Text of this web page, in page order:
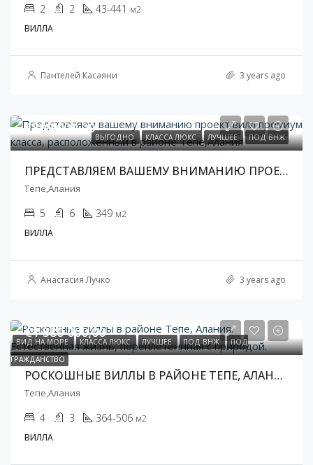
2 2 43-441 м2
ВИЛЛА
Пантелей Касаяни 3 years ago
ВЫГОДНО КЛАССА ЛЮКС ЛУЧШЕЕ ПОД ВНЖ
€899 000,00
ПРЕДСТАВЛЯЕМ ВАШЕМУ ВНИМАНИЮ ПРОЕКТ ВИЛЛ ПРЕМИУМ КЛАССА, РАСПОЛОЖЕННЫЙ В РАЙОНЕ ТЕПЕ,АЛАНИЯ
Тепе,Алания
5 6 349 м2
ВИЛЛА
Анастасия Лучко 3 years ago
ВИД НА МОРЕ КЛАССА ЛЮКС ЛУЧШЕЕ ПОД ВНЖ
ПОД
ГРАЖДАНСТВО
€1 580 000,00
РОСКОШНЫЕ ВИЛЛЫ В РАЙОНЕ ТЕПЕ, АЛАНИЯ. ЕСТЕСТВЕННАЯ ЖИЗНЬ, ПЕРЕПЛЕТЕНННАЯ С ПРИРОДОЙ.
Тепе,Алания
4 3 364-506 м2
ВИЛЛА